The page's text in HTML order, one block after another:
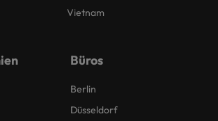
Vietnam
Büros
Berlin
Düsseldorf